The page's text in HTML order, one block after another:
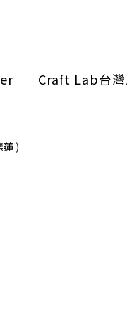
Craft Lab台